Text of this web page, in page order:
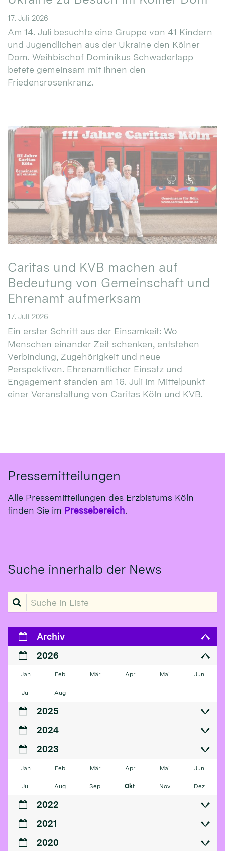
17. Juli 2026
Am 14. Juli besuchte eine Gruppe von 41 Kindern
und Jugendlichen aus der Ukraine den Kölner
Dom. Weihbischof Dominikus Schwaderlapp
betete gemeinsam mit ihnen den
Friedensrosenkranz.
Caritas und KVB machen auf
Bedeutung von Gemeinschaft und
Ehrenamt aufmerksam
17. Juli 2026
Ein erster Schritt aus der Einsamkeit: Wo
Menschen einander Zeit schenken, entstehen
Verbindung, Zugehörigkeit und neue
Perspektiven. Ehrenamtlicher Einsatz und
Engagement standen am 16. Juli im Mittelpunkt
einer Veranstaltung von Caritas Köln und KVB.
Pressemitteilungen
Alle Pressemitteilungen des Erzbistums Köln
finden Sie im Pressebereich.
Suche innerhalb der News
Suche in Liste
Archiv
2026
Jan Feb Mär Apr Mai Jun
Jul Aug
2025
2024
2023
Jan Feb Mär Apr Mai Jun
Jul Aug Sep Okt Nov Dez
2022
2021
2020